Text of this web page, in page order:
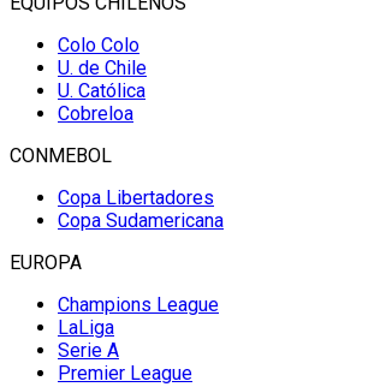
Colo Colo
U. de Chile
U. Católica
Cobreloa
CONMEBOL
Copa Libertadores
Copa Sudamericana
EUROPA
Champions League
LaLiga
Serie A
Premier League